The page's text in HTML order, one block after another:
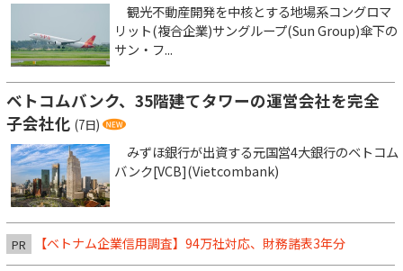
観光不動産開発を中核とする地場系コングロマ
リット(複合企業)サングループ(Sun Group)傘下の
サン・フ...
ベトコムバンク、35階建てタワーの運営会社を完全
子会社化 (7日)
みずほ銀行が出資する元国営4大銀行のベトコム
バンク[VCB](Vietcombank)
PR 【ベトナム企業信用調査】94万社対応、財務諸表3年分